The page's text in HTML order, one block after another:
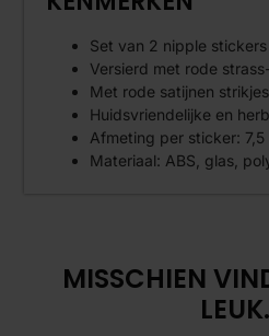
Set van 2 nipple
Versierd met rode
Met rode satijnen
Huidsvriendelijke en
Afmeting per sticker: 7,5
Materiaal: ABS, glas,
MISSCHIEN